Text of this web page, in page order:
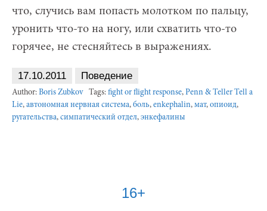
что, случись вам попасть молотком по пальцу,
уронить что-то на ногу, или схватить что-то
горячее, не стесняйтесь в выражениях.
17.10.2011 Поведение
Author: Boris Zubkov Tags: fight or flight response, Penn & Teller Tell a
Lie, автономная нервная система, боль, еnkephalin, мат, опиоид,
ругательства, симпатический отдел, энкефалины
16+